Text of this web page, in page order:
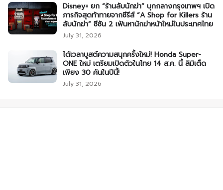
Disney+ ยก “ร้านลับนักฆ่า” บุกกลางกรุงเทพฯ เปิด
ภารกิจสุดท้าทายจากซีรีส์ “A Shop for Killers ร้าน
ลับนักฆ่า” ซีซัน 2 เฟ้นหานักฆ่าหน้าใหม่ในประเทศไทย
July 31, 2026
ได้เวลาบูสต์ความสนุกครั้งใหม่! Honda Super-
ONE ใหม่ เตรียมเปิดตัวในไทย 14 ส.ค. นี้ ลิมิเต็ด
เพียง 30 คันในปีนี้!
July 31, 2026